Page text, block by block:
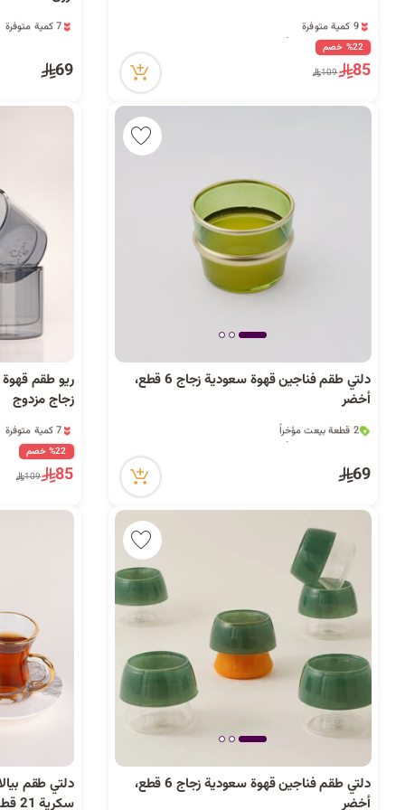
23 مشاهدة مؤخراً
9 كمية متوفرة
23 مشاهدة مؤخراً
%22 خصم
85
109
16 مشاهدة مؤخراً
16 مشاهدة مؤخراً69
دلتي طقم فناجين قهوة سعودية زجاج 6 قطع،
أخضر
11 مشاهدة مؤخراً
11 مشاهدة مؤخراً69
زجاج مزدوج
15 مشاهدة مؤخراً
7 كمية متوفرة
15 مشاهدة مؤخراً
%22 خصم
85
109
دلتي طقم فناجين قهوة سعودية زجاج 6 قطع،
أخضر
دلتي طقم